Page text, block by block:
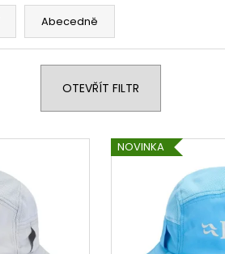
Abecedně
OTEVŘÍT FILTR
NOVINKA